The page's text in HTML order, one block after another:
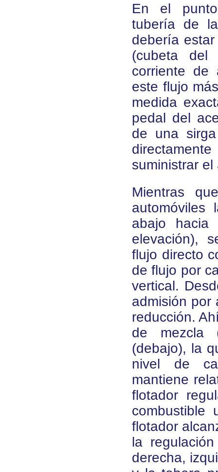
En el
tubería de
debería
(cubeta del
corriente de
este flujo
medida
pedal del
de una
suministrar
Mientras
automóviles
abajo hacia
elevación),
flujo directo
de flujo por
vertical.
admisión por
reducción.
de mezcla
(debajo), la
nivel de
mantiene
flotador
combustible
flotador
la
derecha,